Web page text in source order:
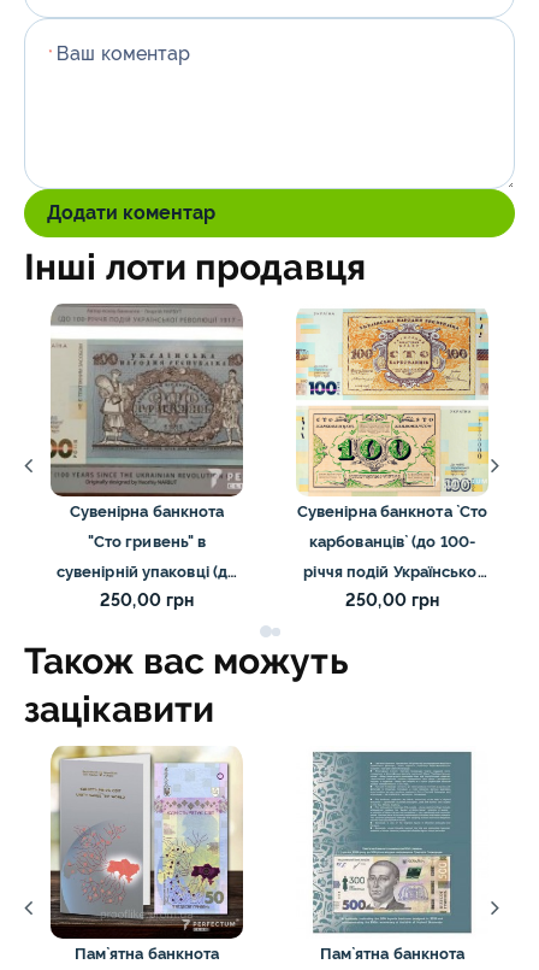
* Ваш коментар
Додати коментар
Інші лоти продавця
Сувенірна банкнота
"Сто гривень" в
сувенірній упаковці (до
100-річчя подій
1917 - 1921 років)
250,00 грн
Сувенірна банкнота `Сто
карбованців` (до 100-
річчя подій Української
революції 1917 – 1921
250,00 грн
Також вас можуть
зацікавити
Пам`ятна банкнота
Пам`ятна банкнота